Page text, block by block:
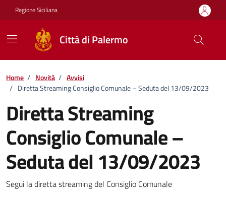
Vai ai contenuti
Vai al footer
Regione Siciliana
Città di Palermo
Home / Novità / Avvisi
/ Diretta Streaming Consiglio Comunale – Seduta del 13/09/2023
Diretta Streaming
Consiglio Comunale –
Seduta del 13/09/2023
Dettagli della notizia
Segui la diretta streaming del Consiglio Comunale